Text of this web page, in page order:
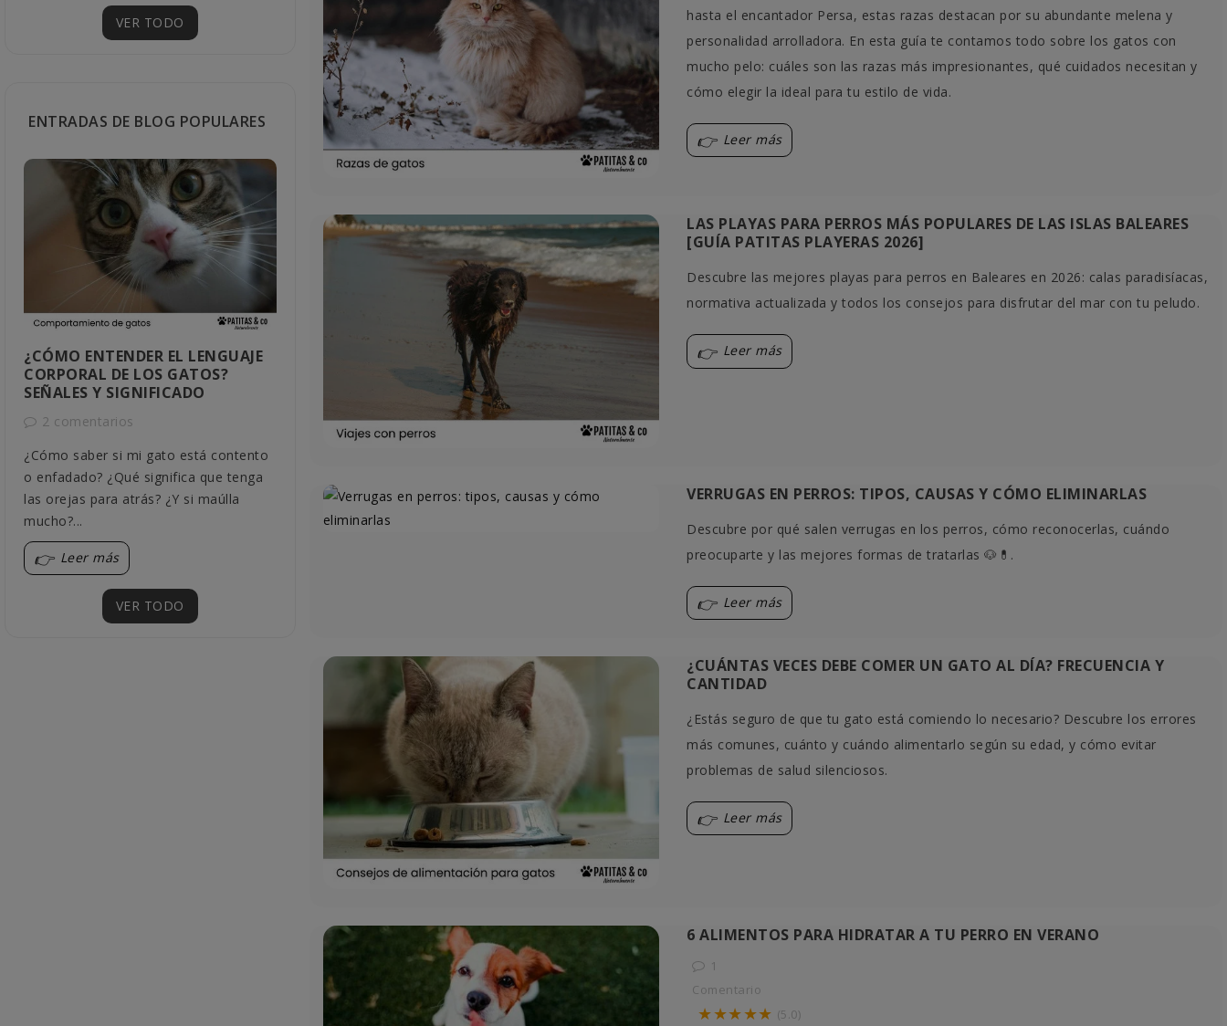
VER TODO
ENTRADAS DE BLOG POPULARES
¿CÓMO ENTENDER EL LENGUAJE
CORPORAL DE LOS GATOS?
SEÑALES Y SIGNIFICADO
2 comentarios
¿Cómo saber si mi gato está contento
o enfadado? ¿Qué significa que tenga
las orejas para atrás? ¿Y si maúlla
mucho?...
Leer más
CÓMO SABER SI UN GATO ES
MACHO O HEMBRA
Descubre cómo diferenciar el sexo de
comportamiento. Explicación
detallada,...
MI PERRO TOSE COMO SI
TUVIERA ALGO ATORADO EN LA
2 comentarios
atragantamiento, pero hay muchas
otras causas detrás...
Leer más
de...
Leer más
VER TODO
hasta el encantador Persa, estas razas destacan por su abundante melena y
personalidad arrolladora. En esta guía te contamos todo sobre los gatos con
mucho pelo: cuáles son las razas más impresionantes, qué cuidados necesitan y
cómo elegir la ideal para tu estilo de vida.
Leer más
LAS PLAYAS PARA PERROS MÁS POPULARES DE LAS ISLAS BALEARES
[GUÍA PATITAS PLAYERAS 2026]
Descubre las mejores playas para perros en Baleares en 2026: calas paradisíacas,
normativa actualizada y todos los consejos para disfrutar del mar con tu peludo.
Leer más
VERRUGAS EN PERROS: TIPOS, CAUSAS Y CÓMO ELIMINARLAS
Descubre por qué salen verrugas en los perros, cómo reconocerlas, cuándo
preocuparte y las mejores formas de tratarlas 🐶💊.
Leer más
¿CUÁNTAS VECES DEBE COMER UN GATO AL DÍA? FRECUENCIA Y
CANTIDAD
¿Estás seguro de que tu gato está comiendo lo necesario? Descubre los errores
más comunes, cuánto y cuándo alimentarlo según su edad, y cómo evitar
problemas de salud silenciosos.
Leer más
6 ALIMENTOS PARA HIDRATAR A TU PERRO EN VERANO
1
Comentario
★★★★★ (5.0)